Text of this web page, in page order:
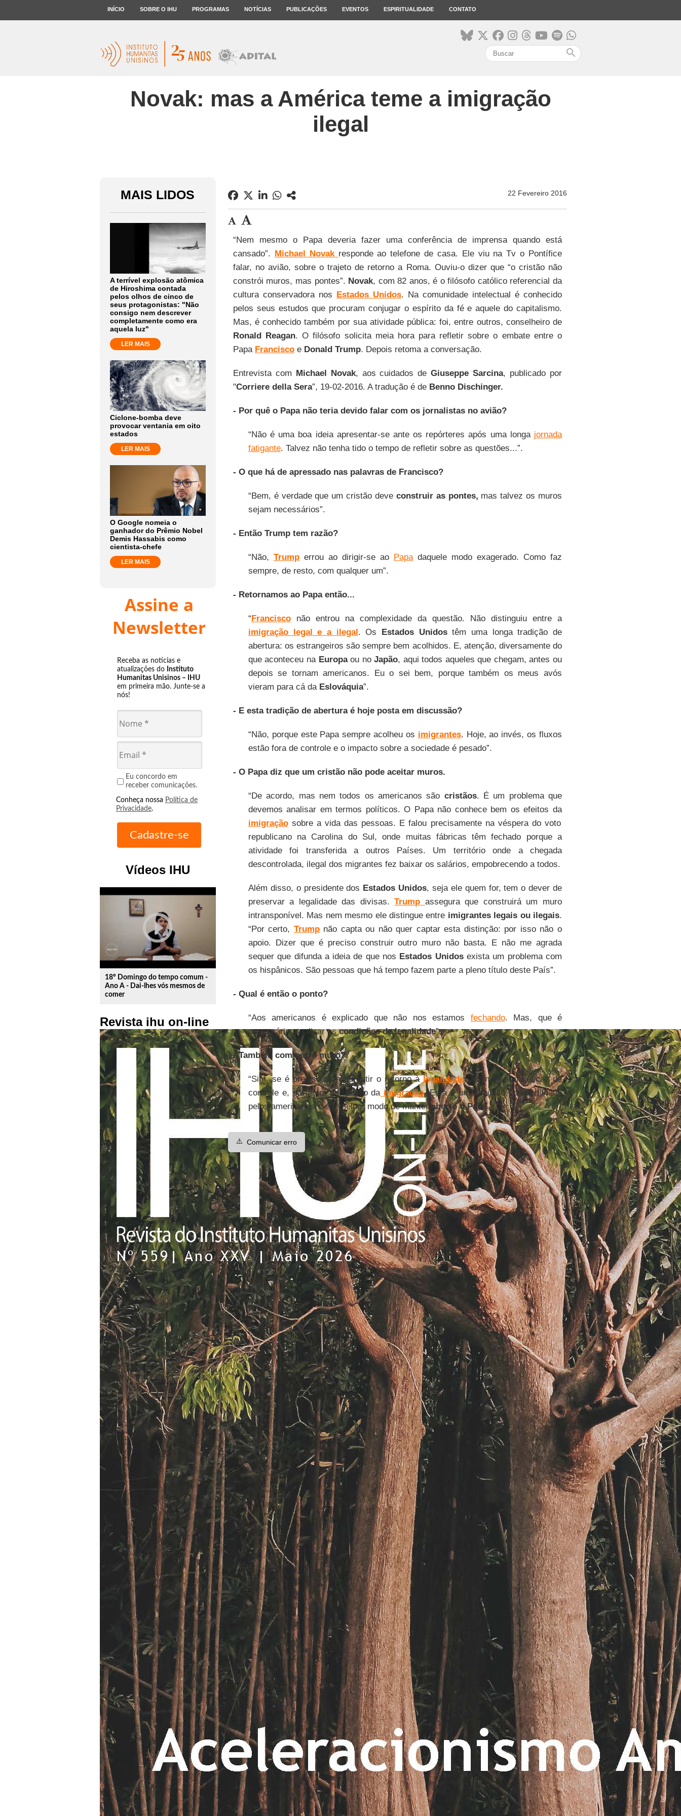
INÍCIO SOBRE O IHU PROGRAMAS NOTÍCIAS PUBLICAÇÕES EVENTOS ESPIRITUALIDADE CONTATO
search
Novak: mas a América teme a imigração
ilegal
MAIS LIDOS
A terrível explosão atômica
de Hiroshima contada
pelos olhos de cinco de
seus protagonistas: "Não
consigo nem descrever
completamente como era
aquela luz"
LER MAIS
Ciclone-bomba deve
provocar ventania em oito
estados
LER MAIS
O Google nomeia o
ganhador do Prêmio Nobel
Demis Hassabis como
cientista-chefe
LER MAIS
Assine a
Newsletter
Receba as notícias e
atualizações do Instituto
Humanitas Unisinos – IHU
em primeira mão. Junte-se a
nós!
Eu concordo em
receber comunicações.
Conheça nossa Política de
Privacidade.
Vídeos IHU
play_circle_outline
18º Domingo do tempo comum -
Ano A - Dai-lhes vós mesmos de
comer
Revista ihu on-line
22 Fevereiro 2016
“Nem mesmo o Papa deveria fazer uma conferência de imprensa quando está
cansado”. Michael Novak responde ao telefone de casa. Ele viu na Tv o Pontífice
falar, no avião, sobre o trajeto de retorno a Roma. Ouviu-o dizer que “o cristão não
constrói muros, mas pontes”. Novak, com 82 anos, é o filósofo católico referencial da
cultura conservadora nos Estados Unidos. Na comunidade intelectual é conhecido
pelos seus estudos que procuram conjugar o espírito da fé e aquele do capitalismo.
Mas, é conhecido também por sua atividade pública: foi, entre outros, conselheiro de
Ronald Reagan. O filósofo solicita meia hora para refletir sobre o embate entre o
Papa Franciscoe Donald Trump. Depois retoma a conversação.
Entrevista com Michael Novak, aos cuidados deGiuseppe Sarcina, publicado por
"Corriere della Sera”, 19-02-2016. A tradução é de Benno Dischinger.
- Por quê o Papa não teria devido falar com os jornalistas no avião?
“Não é uma boa ideia apresentar-se ante os repórteres após uma longa jornada
fatigante. Talvez não tenha tido o tempo de refletir sobre as questões...”.
- O que há de apressado nas palavras de Francisco?
“Bem, é verdade que um cristão deve construir as pontes, mas talvez os muros
sejam necessários”.
- Então Trump tem razão?
“Não, Trumperrou ao dirigir-se ao Papadaquele modo exagerado. Como faz
sempre, de resto, com qualquer um”.
- Retornamos ao Papa então...
“Francisconão entrou na complexidade da questão. Não distinguiu entre a
imigração legal e a ilegal. Os Estados Unidostêm uma longa tradição de
abertura: os estrangeiros são sempre bem acolhidos. E, atenção, diversamente do
que aconteceu na Europaou noJapão, aqui todos aqueles que chegam, antes ou
depois se tornam americanos. Eu o sei bem, porque também os meus avós
vieram para cá daEslováquia”.
- E esta tradição de abertura é hoje posta em discussão?
“Não, porque este Papa sempre acolheu os imigrantes. Hoje, ao invés, os fluxos
estão fora de controle e o impacto sobre a sociedade é pesado”.
- O Papa diz que um cristão não pode aceitar muros.
“De acordo, mas nem todos os americanos são cristãos. É um problema que
devemos analisar em termos políticos. O Papa não conhece bem os efeitos da
imigraçãosobre a vida das pessoas. E falou precisamente na véspera do voto
republicano na Carolina do Sul, onde muitas fábricas têm fechado porque a
atividade foi transferida a outros Países. Um território onde a chegada
descontrolada, ilegal dos migrantes fez baixar os salários, empobrecendo a todos.
Além disso, o presidente dos Estados Unidos, seja ele quem for, tem o dever de
preservar a legalidade das divisas.Trump assegura que construirá um muro
intransponível. Mas nem mesmo ele distingue entre imigrantes legais ou ilegais.
“Por certo, Trumpnão capta ou não quer captar esta distinção: por isso não o
apoio. Dizer que é preciso construir outro muro não basta. E não me agrada
sequer que difunda a ideia de que nos Estados Unidosexista um problema com
os hispânicos. São pessoas que há tempo fazem parte a pleno título deste País”.
- Qual é então o ponto?
“Aos americanos é explicado que não nos estamos fechando. Mas, que é
necessário atualizar ascondições de legalidade”.
- Também com outro muro?
“Sim, se é preciso para garantir o retorno àlegalidade, a um sistema eficaz de
controle e, portanto, de gestão daimigração. Esta é uma opinião compartilhada
pelos americanos e é o melhor modo de manteraberto o País”.
⚠️ Comunicar erro